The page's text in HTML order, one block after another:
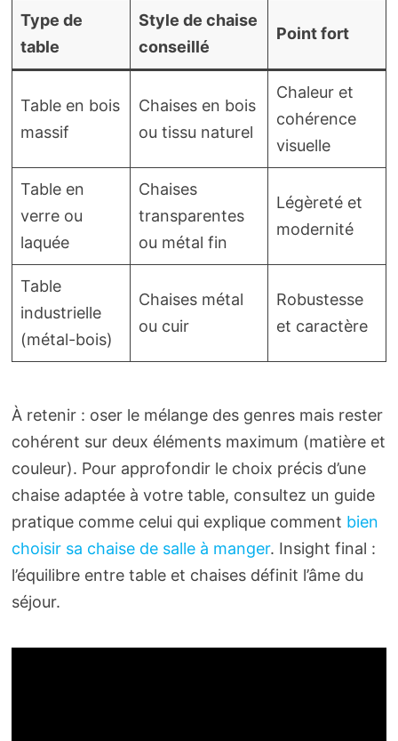
Type de
table
Style de chaise
conseillé
Point fort
Table en bois
massif
Chaises en bois
ou tissu naturel
Chaleur et
cohérence
visuelle
Table en
verre ou
laquée
Chaises
transparentes
ou métal fin
Légèreté et
modernité
Table
industrielle
(métal-bois)
Chaises métal
ou cuir
Robustesse
et caractère
À retenir : oser le mélange des genres mais rester
cohérent sur deux éléments maximum (matière et
couleur). Pour approfondir le choix précis d’une
chaise adaptée à votre table, consultez un guide
pratique comme celui qui explique comment bien
choisir sa chaise de salle à manger. Insight final :
l’équilibre entre table et chaises définit l’âme du
séjour.